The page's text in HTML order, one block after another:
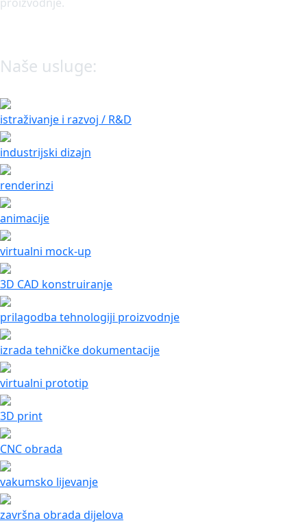
Naše usluge:
istraživanje i razvoj / R&D
industrijski dizajn
renderinzi
animacije
virtualni mock-up
3D CAD konstruiranje
prilagodba tehnologiji proizvodnje
izrada tehničke dokumentacije
virtualni prototip
3D print
CNC obrada
vakumsko lijevanje
završna obrada dijelova